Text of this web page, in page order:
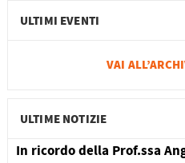
ULTIMI EVENTI
VAI
ULTIME NOTIZIE
In ricordo della Prof.ssa